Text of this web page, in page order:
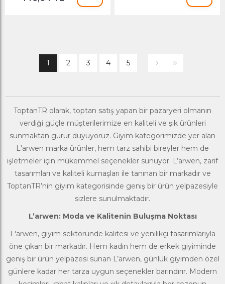
1 2 3 4 5
ToptanTR olarak, toptan satış yapan bir pazaryeri olmanın
verdiği güçle müşterilerimize en kaliteli ve şık ürünleri
sunmaktan gurur duyuyoruz. Giyim kategorimizde yer alan
L'arwen marka ürünler, hem tarz sahibi bireyler hem de
işletmeler için mükemmel seçenekler sunuyor. L’arwen, zarif
tasarımları ve kaliteli kumaşları ile tanınan bir markadır ve
ToptanTR’nin giyim kategorisinde geniş bir ürün yelpazesiyle
sizlere sunulmaktadır.
L’arwen: Moda ve Kalitenin Buluşma Noktası
L'arwen, giyim sektöründe kalitesi ve yenilikçi tasarımlarıyla
öne çıkan bir markadır. Hem kadın hem de erkek giyiminde
geniş bir ürün yelpazesi sunan L’arwen, günlük giyimden özel
günlere kadar her tarza uygun seçenekler barındırır. Modern